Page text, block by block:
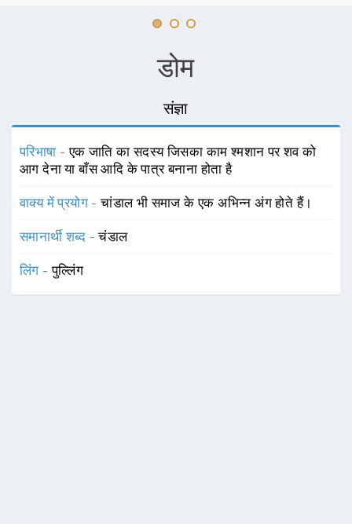
डोम
संज्ञा
परिभाषा -एक जाति का सदस्य जिसका काम श्मशान पर शव को
आग देना या बाँस आदि के पात्र बनाना होता है
वाक्य में प्रयोग -चांडाल भी समाज के एक अभिन्न अंग होते हैं।
समानार्थी शब्द -चंडाल
लिंग -पुल्लिंग